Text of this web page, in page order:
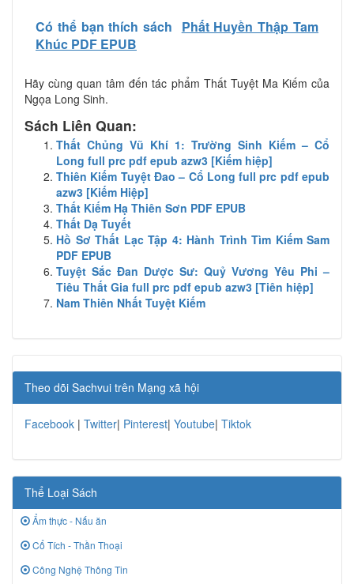
Có thể bạn thích sách
Phất Huyền Thập Tam
Khúc PDF EPUB
Hãy cùng quan tâm đến tác phẩm Thất Tuyệt Ma Kiếm của
Ngọa Long Sinh.
Sách Liên Quan:
Thất Chủng Vũ Khí 1: Trường Sinh Kiếm – Cổ
Long full prc pdf epub azw3 [Kiếm hiệp]
Thiên Kiếm Tuyệt Đao – Cổ Long full prc pdf epub
azw3 [Kiếm Hiệp]
Thất Kiếm Hạ Thiên Sơn PDF EPUB
Thất Dạ Tuyết
Hồ Sơ Thất Lạc Tập 4: Hành Trình Tìm Kiếm Sam
PDF EPUB
Tuyệt Sắc Đan Dược Sư: Quỷ Vương Yêu Phi –
Tiêu Thất Gia full prc pdf epub azw3 [Tiên hiệp]
Nam Thiên Nhất Tuyệt Kiếm
Theo dõi Sachvui trên Mạng xã hội
Facebook | Twitter| Pinterest| Youtube| Tiktok
Thể Loại Sách
Ẩm thực - Nấu ăn
Cổ Tích - Thần Thoại
Công Nghệ Thông Tin